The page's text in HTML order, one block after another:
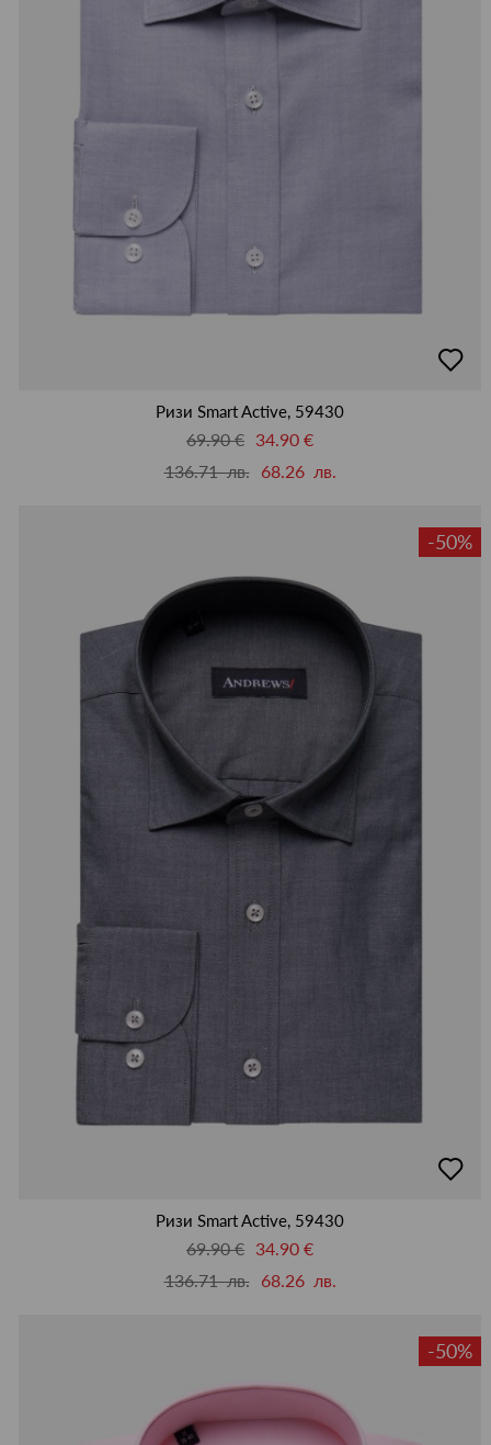
в
Ризи Smart Active, 59430
69.90 € 34.90 €
136.71 лв.
68.26 лв.
-50%
в
Ризи Smart Active, 59430
69.90 € 34.90 €
136.71 лв.
68.26 лв.
-50%